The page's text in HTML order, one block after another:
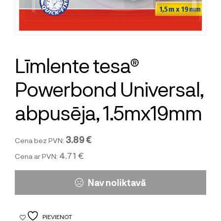
Līmlente tesa®
Powerbond Universal,
abpusēja, 1.5mx19mm
Cena bez PVN: 3.89 €
Cena ar PVN: 4.71 €
Nav noliktavā
PIEVIENOT